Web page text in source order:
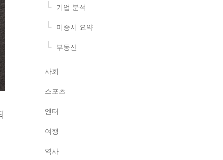
기업 분석
미증시 요약
부동산
사회
스포츠
엔터
여행
역사